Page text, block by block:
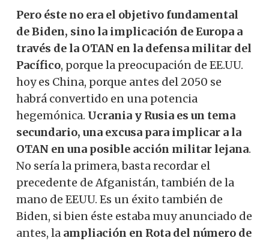
Pero éste no era el objetivo fundamental
de Biden, sino la implicación de Europa a
través de la OTAN en la defensa militar del
Pacífico, porque la preocupación de EE.UU.
hoy es China, porque antes del 2050 se
habrá convertido en una potencia
hegemónica. Ucrania y Rusia es un tema
secundario, una excusa para implicar a la
OTAN en una posible acción militar lejana.
No sería la primera, basta recordar el
precedente de Afganistán, también de la
mano de EEUU. Es un éxito también de
Biden, si bien éste estaba muy anunciado de
antes, la ampliación en Rota del número de